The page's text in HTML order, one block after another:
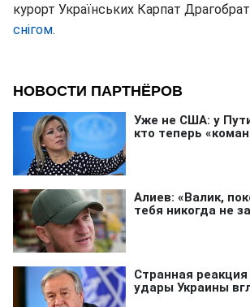
курорт Українських Карпат Драгобрат
снігом.